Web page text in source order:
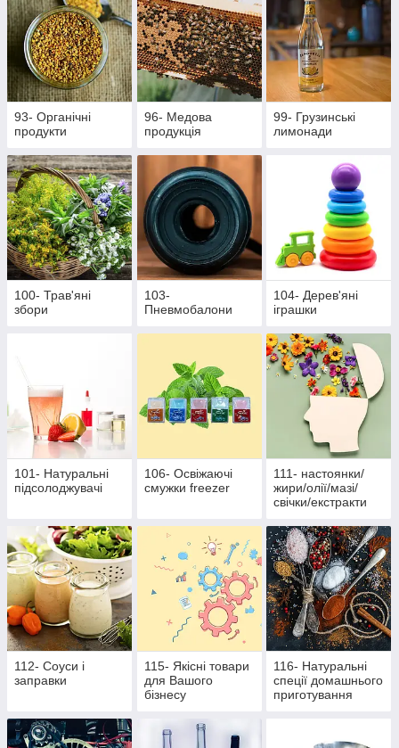
93- Органічні
продукти
96- Медова
продукція
99- Грузинські
лимонади
100- Трав'яні
збори
103-
Пневмобалони
104- Дерев'яні
іграшки
101- Натуральні
підсолоджувачі
106- Освіжаючі
смужки freezer
111- настоянки/
жири/олії/мазі/
свічки/екстракти
112- Соуси і
заправки
115- Якісні товари
для Вашого
бізнесу
116- Натуральні
спеції домашнього
приготування